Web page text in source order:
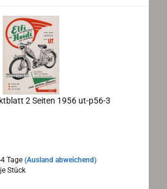
2 Seiten 1956 ut-p56-3
Tage (Ausland abweichend)
Stück